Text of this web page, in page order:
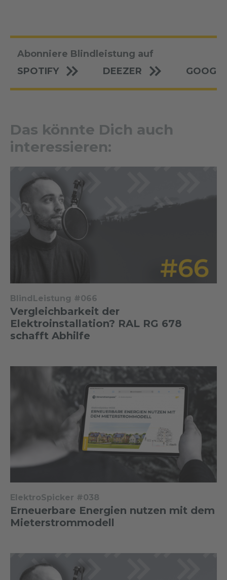
Abonniere Blindleistung auf
SPOTIFY
DEEZER
Das könnte Dich auch
interessieren:
BlindLeistung #066
Vergleichbarkeit der
Elektroinstallation? RAL RG 678
schafft Abhilfe
ElektroSpicker #038
Erneuerbare Energien nutzen mit dem
Mieterstrommodell